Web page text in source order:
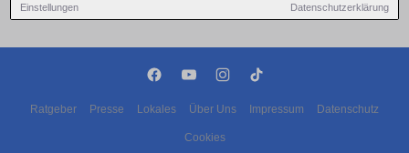
Einstellungen Datenschutzerklärung
Ratgeber Presse Lokales Über Uns Impressum Datenschutz
Cookies